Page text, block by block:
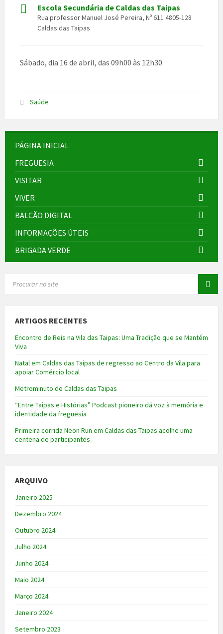
Escola Secundária de Caldas das Taipas
Rua professor Manuel José Pereira, Nº 611 4805-128
Caldas das Taipas
Sábado, dia 16 de abril, das 09h00 às 12h30
Saúde
PÁGINA INICIAL
FREGUESIA
VISITAR
VIVER
BALCÃO DIGITAL
INFORMAÇÕES ÚTEIS
BRIGADA VERDE
ARTIGOS RECENTES
Encontro de Reis na Vila das Taipas: Uma Tradição que se Mantém
Viva
Natal em Caldas das Taipas de regresso ao Centro da Vila para
apoiar Comércio local
Metrominuto de Caldas das Taipas
“Entre Taipas e Histórias” Podcast pioneiro dá voz à memória e
identidade da freguesia
Primeira corrida Neon Run em Caldas das Taipas acolhe uma
centena de participantes
ARQUIVO
Janeiro 2025
Dezembro 2024
Outubro 2024
Julho 2024
Junho 2024
Maio 2024
Março 2024
Janeiro 2024
Setembro 2023